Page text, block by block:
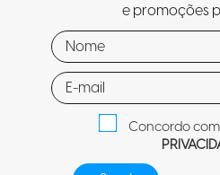
e promoções
Concordo